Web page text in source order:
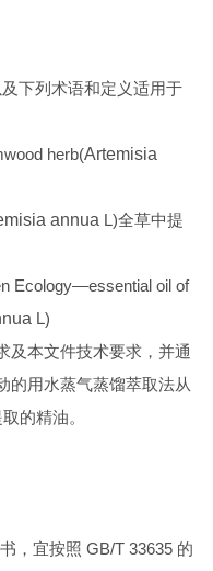
下列术语和定义适用于
herb(Artemisia
annua L)全草中提
Ecology—essential oil of
L)
及本文件技术要求，并通
的用水蒸气蒸馏萃取法从
的精油。
，宜按照 GB/T 33635 的